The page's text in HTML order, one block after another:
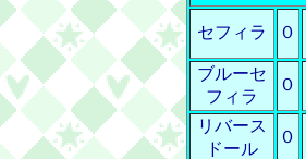
セフィラ ０
ブルーセ
フィラ
０
リバース
ドール
０